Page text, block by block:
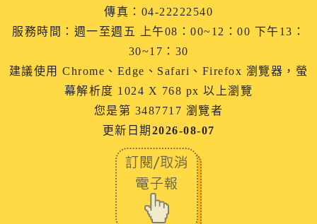
傳真：04-22222540
服務時間：週一至週五 上午08：00~12：00 下午13：
30~17：30
建議使用 Chrome、Edge、Safari、Firefox 瀏覽器，螢
幕解析度 1024 X 768 px 以上瀏覽
您是第 3487717 瀏覽者
更新日期 2026-08-07